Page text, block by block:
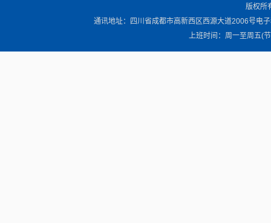
版权所
通讯地址：四川省成都市高新西区西源大道2006号电
上班时间：周一至周五(